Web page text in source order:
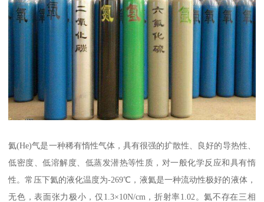
氦(He)气是一种稀有惰性气体，具有很强的扩散性、良好的导热性、
低密度、低溶解度、低蒸发潜热等性质，对一般化学反应和具有惰
性。常压下氦的液化温度为-269℃，液氦是一种流动性极好的液体，
无色，表面张力极小，仅1.3×10N/cm，折射率1.02。氦不存在三相